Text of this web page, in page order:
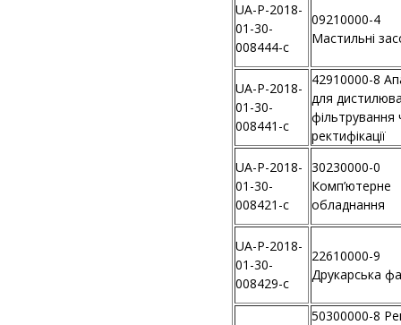
UA-P-2018-
01-30-
008444-c
09210000-4
Мастильні
UA-P-2018-
01-30-
008441-c
42910000-8
для
фільтрування
ректифікації
UA-P-2018-
01-30-
008421-c
30230000-0
Комп’ютерне
обладнання
UA-P-2018-
01-30-
008429-c
22610000-9
Друкарська
50300000-8